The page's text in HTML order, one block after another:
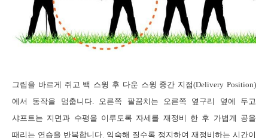
그립을 바르게 쥐고 백 스윙 후 다운 스윙 중간 지점(Delivery Position)
에서 동작을 멈춥니다.
오른쪽 팔꿈치는 오른쪽 옆구리 옆에 두고
샤프트는 지면과 수평을 이루도록 자세를 재정비 한 후 가볍게 공을
때리는 연습을 반복합니다 익숙해 질수록 정지하여 재정비하는 시간이